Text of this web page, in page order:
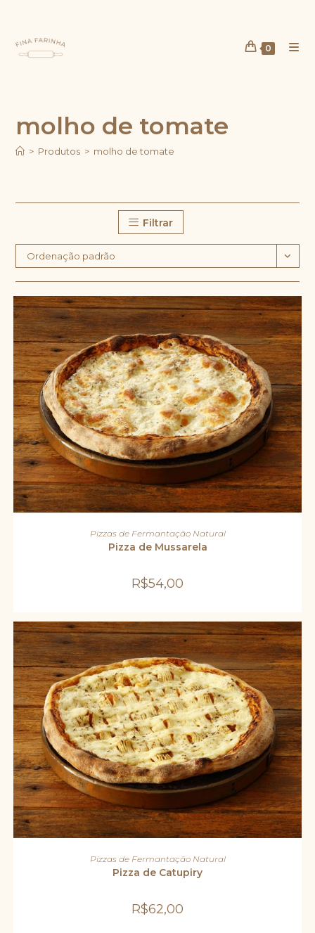
conteúdo
0
molho de tomate
> Produtos > molho de tomate
Filtrar
Ordenação padrão
Pizzas de Fermantação Natural
Pizza de Mussarela
R$54,00
Pizzas de Fermantação Natural
Pizza de Catupiry
R$62,00